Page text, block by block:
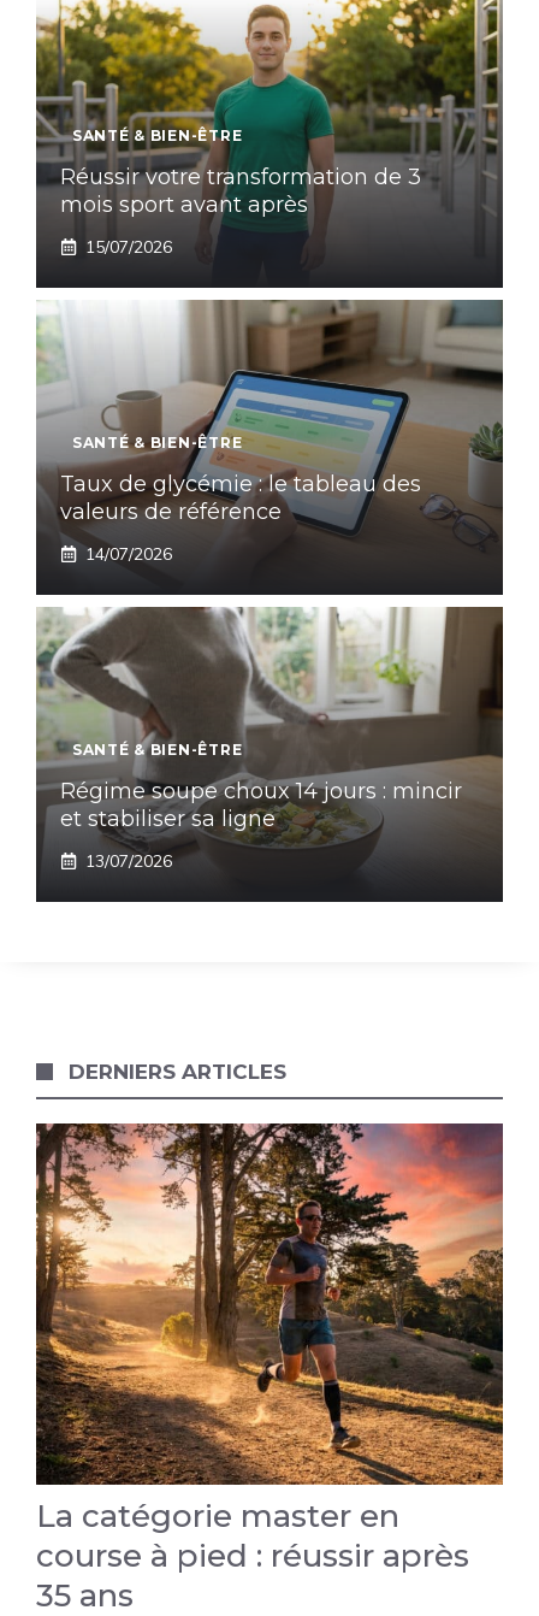
SANTÉ & BIEN-ÊTRE
Réussir votre transformation de 3
mois sport avant après
15/07/2026
SANTÉ & BIEN-ÊTRE
Taux de glycémie : le tableau des
valeurs de référence
14/07/2026
SANTÉ & BIEN-ÊTRE
Régime soupe choux 14 jours : mincir
et stabiliser sa ligne
13/07/2026
DERNIERS ARTICLES
La catégorie master en
course à pied : réussir après
35 ans